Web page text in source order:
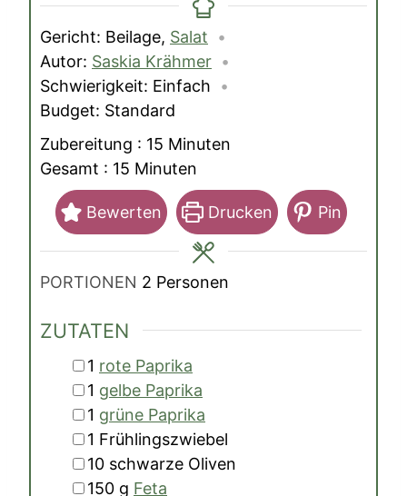
Gericht: Beilage, Salat
Autor: Saskia Krähmer
Schwierigkeit: Einfach
Budget: Standard
Zubereitung : 15 Minuten
Minuten
Gesamt : 15 Minuten
Minuten
Bewerten Drucken Pin
PORTIONEN 2 Personen
ZUTATEN
▢
1 rote Paprika
▢
1 gelbe Paprika
▢
1 grüne Paprika
▢
1 Frühlingszwiebel
▢
10 schwarze Oliven
▢
150 g Feta